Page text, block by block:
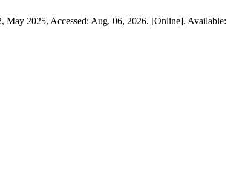
May 2025, Accessed: Aug. 06, 2026. [Online]. Available: